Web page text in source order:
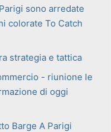
sono arredate
colorate To Catch
strategia e tattica
- riunione le
di oggi
Barge A Parigi